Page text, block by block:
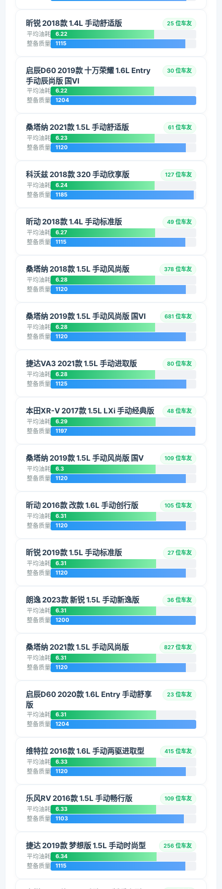
昕锐 2018款 1.4L 手动舒适版 25 位车友
平均油耗 6.22
整备质量 1115
启辰D60 2019款 十万荣耀 1.6L Entry
手动辰尚版 国VI
30 位车友
平均油耗 6.22
整备质量 1204
桑塔纳 2021款 1.5L 手动舒适版 61 位车友
平均油耗 6.23
整备质量 1120
科沃兹 2018款 320 手动欣享版 127 位车友
平均油耗 6.24
整备质量 1185
昕动 2018款 1.4L 手动标准版 49 位车友
平均油耗 6.27
整备质量 1115
桑塔纳 2018款 1.5L 手动风尚版 378 位车友
平均油耗 6.28
整备质量 1120
桑塔纳 2019款 1.5L 手动风尚版 国VI 681 位车友
平均油耗 6.28
整备质量 1120
捷达VA3 2021款 1.5L 手动进取版 80 位车友
平均油耗 6.28
整备质量 1125
本田XR-V 2017款 1.5L LXi 手动经典版 48 位车友
平均油耗 6.29
整备质量 1197
桑塔纳 2019款 1.5L 手动风尚版 国V 109 位车友
平均油耗 6.3
整备质量 1120
昕动 2016款 改款 1.6L 手动创行版 105 位车友
平均油耗 6.31
整备质量 1120
昕锐 2019款 1.5L 手动标准版 27 位车友
平均油耗 6.31
整备质量 1120
朗逸 2023款 新锐 1.5L 手动新逸版 36 位车友
平均油耗 6.31
整备质量 1200
桑塔纳 2021款 1.5L 手动风尚版 827 位车友
平均油耗 6.31
整备质量 1120
启辰D60 2020款 1.6L Entry 手动舒享
版
23 位车友
平均油耗 6.31
整备质量 1204
维特拉 2016款 1.6L 手动两驱进取型 415 位车友
平均油耗 6.33
整备质量 1120
乐风RV 2016款 1.5L 手动畅行版 109 位车友
平均油耗 6.33
整备质量 1103
捷达 2019款 梦想版 1.5L 手动时尚型 256 位车友
平均油耗 6.34
整备质量 1115